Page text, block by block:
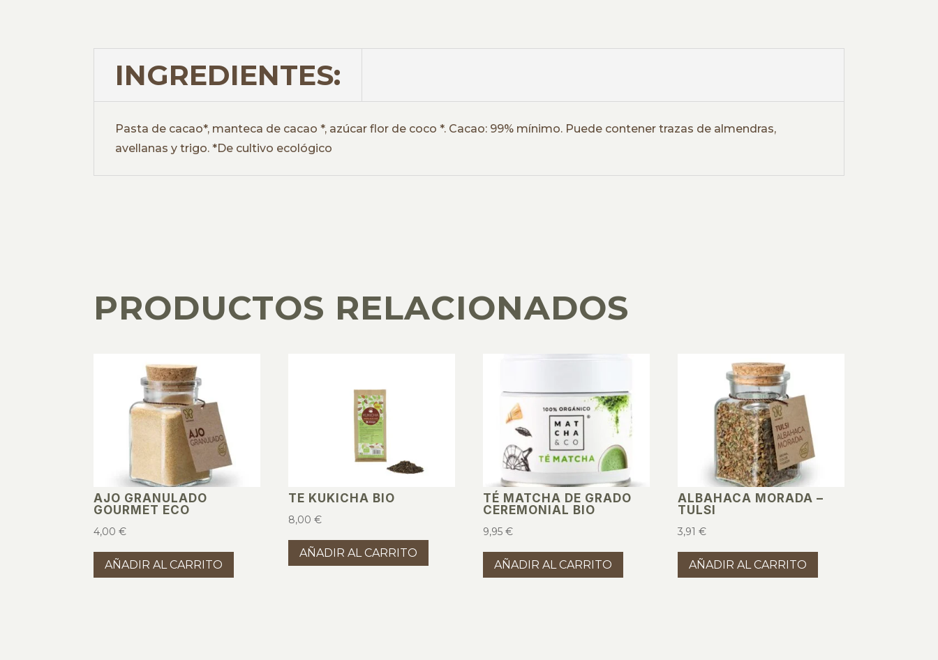
INGREDIENTES:
Pasta de cacao*, manteca de cacao *, azúcar flor de coco *. Cacao: 99% mínimo. Puede contener trazas de almendras,
avellanas y trigo. *De cultivo ecológico
PRODUCTOS RELACIONADOS
AJO GRANULADO
GOURMET ECO
4,00€
AÑADIR AL CARRITO
TE KUKICHA BIO
8,00€
AÑADIR AL CARRITO
TÉ MATCHA DE GRADO
CEREMONIAL BIO
9,95€
AÑADIR AL CARRITO
ALBAHACA MORADA –
TULSI
3,91€
AÑADIR AL CARRITO